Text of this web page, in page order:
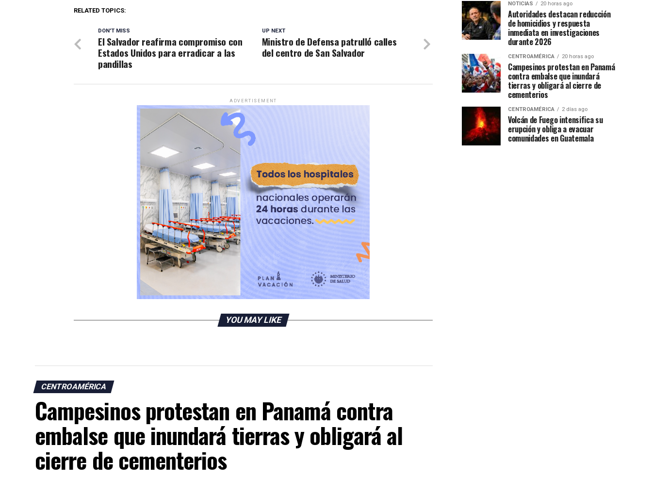
RELATED TOPICS:
UP NEXT
Ministro de Defensa patrulló calles
del centro de San Salvador
DON'T MISS
El Salvador reafirma compromiso con
Estados Unidos para erradicar a las
pandillas
ADVERTISEMENT
YOU MAY LIKE
CENTROAMÉRICA
Campesinos protestan en Panamá contra
embalse que inundará tierras y obligará al
cierre de cementerios
NOTICIAS 20 horas ago
Autoridades destacan reducción
de homicidios y respuesta
inmediata en investigaciones
durante 2026
CENTROAMÉRICA 20 horas ago
Campesinos protestan en Panamá
contra embalse que inundará
tierras y obligará al cierre de
cementerios
CENTROAMÉRICA 2 días ago
Volcán de Fuego intensifica su
erupción y obliga a evacuar
comunidades en Guatemala